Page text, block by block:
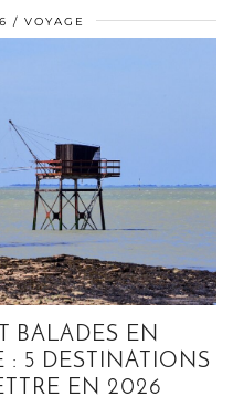
VOYAGE
BALADES EN
: 5 DESTINATIONS
EN 2026